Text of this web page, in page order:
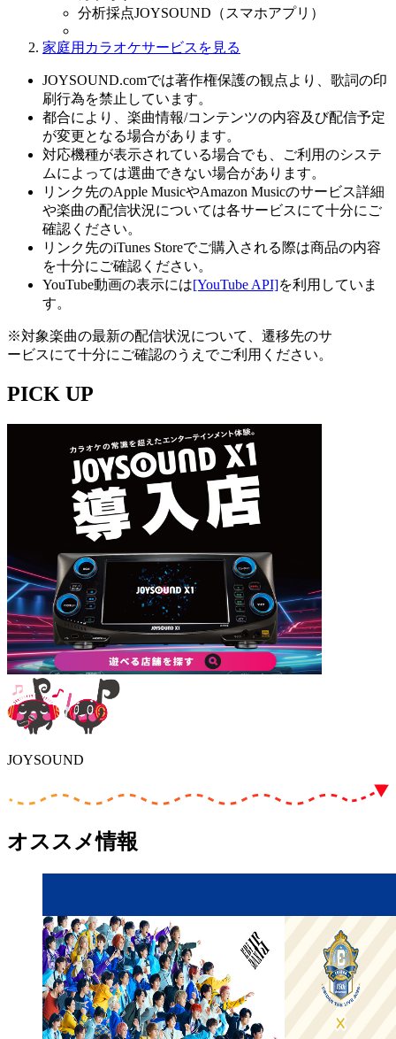
分析採点JOYSOUND（スマホアプリ）
家庭用カラオケサービスを見る
JOYSOUND.comでは著作権保護の観点より、歌詞の印
刷行為を禁止しています。
都合により、楽曲情報/コンテンツの内容及び配信予定
が変更となる場合があります。
対応機種が表示されている場合でも、ご利用のシステ
ムによっては選曲できない場合があります。
リンク先のApple MusicやAmazon Musicのサービス詳細
や楽曲の配信状況については各サービスにて十分にご
確認ください。
リンク先のiTunes Storeでご購入される際は商品の内容
を十分にご確認ください。
YouTube動画の表示には[YouTube API]を利用していま
す。
※対象楽曲の最新の配信状況について、遷移先のサ
ービスにて十分にご確認のうえでご利用ください。
PICK UP
JOYSOUND
オススメ情報